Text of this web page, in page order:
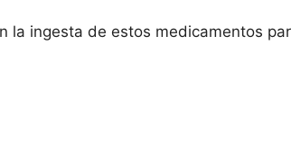
la ingesta de estos medicamentos